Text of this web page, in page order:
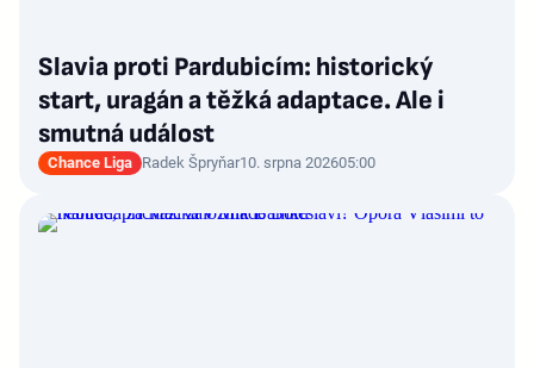
Slavia proti Pardubicím: historický
start, uragán a těžká adaptace. Ale i
smutná událost
Chance Liga Radek Špryňar10. srpna 202605:00